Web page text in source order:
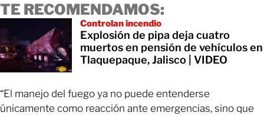
TE RECOMENDAMOS:
Controlan incendio
Explosión de pipa deja cuatro
muertos en pensión de vehículos en
Tlaquepaque, Jalisco | VIDEO
“El manejo del fuego ya no puede entenderse
únicamente como reacción ante emergencias, sino que